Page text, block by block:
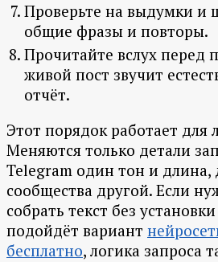
Проверьте на выдумки и
общие фразы и повторы.
Прочитайте вслух перед
живой пост звучит
отчёт.
Этот порядок работает
Меняются только детали
Telegram один тон и длина,
сообщества другой. Если
собрать текст без
подойдёт вариант
бесплатно, логика запроса